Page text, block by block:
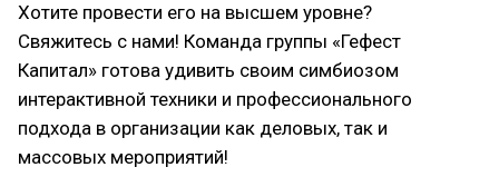
Хотите провести его на высшем уровне?
Свяжитесь с нами! Команда группы «Гефест
Капитал» готова удивить своим симбиозом
интерактивной техники и профессионального
подхода в организации как деловых, так и
массовых мероприятий!